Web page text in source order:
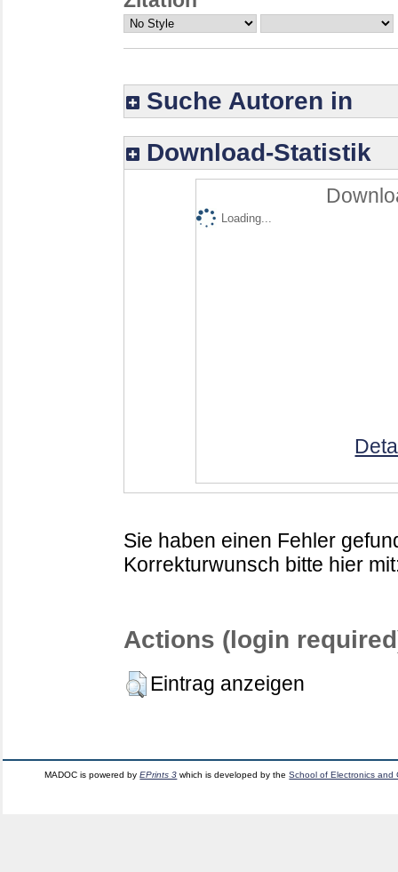
Suche Autoren in
Download-Statistik
Loading...
Sie haben einen Fehler
Korrekturwunsch bitte hier
Actions (login
Eintrag anzeigen
MADOC is powered byEPrints 3 which is developed by theSchool of Electronics and